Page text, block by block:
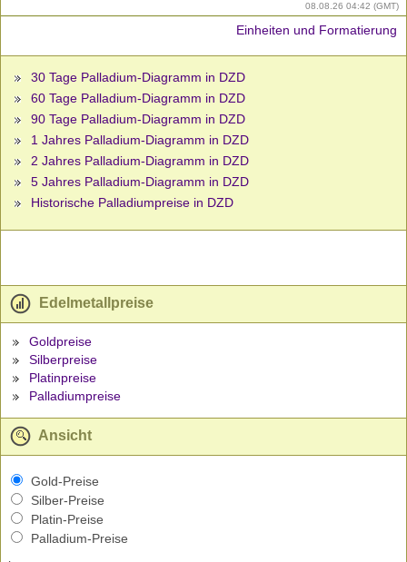
08.08.26 04:42 (GMT)
Einheiten und Formatierung
30 Tage Palladium-Diagramm in DZD
60 Tage Palladium-Diagramm in DZD
90 Tage Palladium-Diagramm in DZD
1 Jahres Palladium-Diagramm in DZD
2 Jahres Palladium-Diagramm in DZD
5 Jahres Palladium-Diagramm in DZD
Historische Palladiumpreise in DZD
Edelmetallpreise
Goldpreise
Silberpreise
Platinpreise
Palladiumpreise
Ansicht
Gold-Preise
Silber-Preise
Platin-Preise
Palladium-Preise